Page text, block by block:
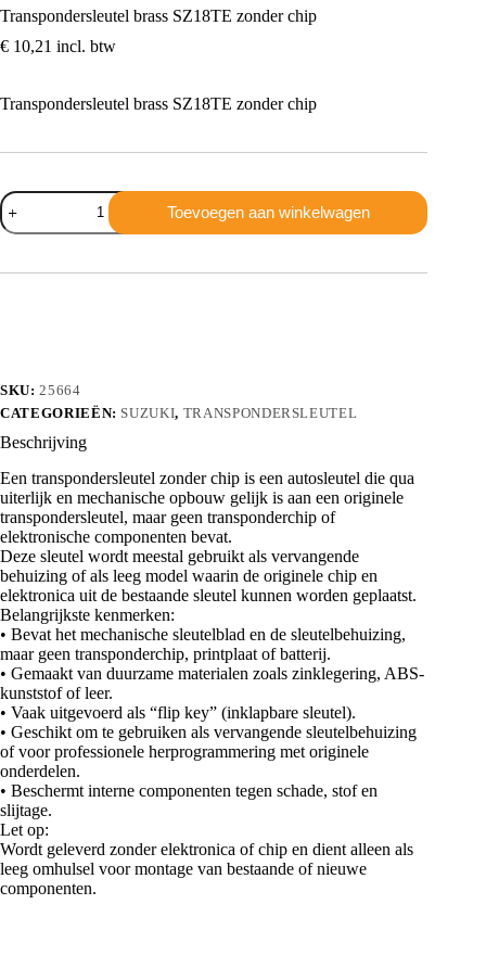
Transpondersleutel brass SZ18TE zonder chip
€ 10,21 incl. btw
Transpondersleutel brass SZ18TE zonder chip
Transpondersleutel
brass
SZ18TE
chip
Toevoegen aan winkelwagen
SKU:25664
CATEGORIEËN: SUZUKI, TRANSPONDERSLEUTEL
Beschrijving
Een transpondersleutel zonder chip is een autosleutel die qua
uiterlijk en mechanische opbouw gelijk is aan een originele
transpondersleutel, maar geen transponderchip of
elektronische componenten bevat.
Deze sleutel wordt meestal gebruikt als vervangende
behuizing of als leeg model waarin de originele chip en
elektronica uit de bestaande sleutel kunnen worden geplaatst.
Belangrijkste kenmerken:
• Bevat het mechanische sleutelblad en de sleutelbehuizing,
maar geen transponderchip, printplaat of batterij.
• Gemaakt van duurzame materialen zoals zinklegering, ABS-
kunststof of leer.
• Vaak uitgevoerd als “flip key” (inklapbare sleutel).
• Geschikt om te gebruiken als vervangende sleutelbehuizing
of voor professionele herprogrammering met originele
onderdelen.
• Beschermt interne componenten tegen schade, stof en
slijtage.
Let op:
Wordt geleverd zonder elektronica of chip en dient alleen als
leeg omhulsel voor montage van bestaande of nieuwe
componenten.